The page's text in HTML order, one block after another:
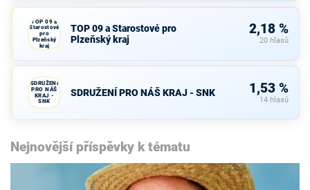
TOP 09 a
Starostové
pro
Plzeňský
kraj
TOP 09 a Starostové pro
Plzeňský kraj
2,18 %
20 hlasů
SDRUŽENÍ
PRO NÁŠ
KRAJ -
SNK
SDRUŽENÍ PRO NÁŠ KRAJ - SNK 1,53 %
14 hlasů
Nejnovější příspěvky k tématu